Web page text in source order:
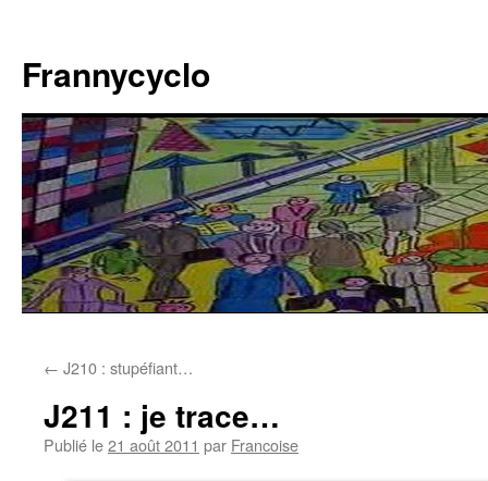
contenu
Frannycyclo
← J210 : stupéfiant…
J211 : je trace…
Publié le21 août 2011 par Francoise